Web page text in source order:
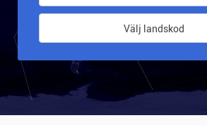
Välj landskod